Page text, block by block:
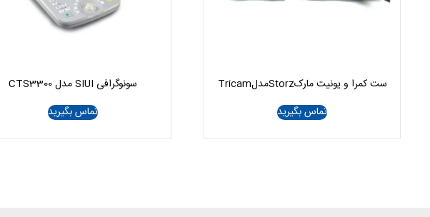
ست کمرا و یونیت مارکStorzمدلTricam
تماس بگیرید
سونوگرافی SIUI مدل CTS3300
تماس بگیرید